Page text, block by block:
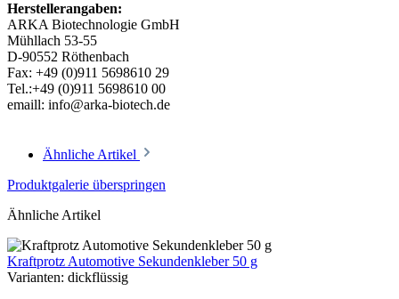
Herstellerangaben:
ARKA Biotechnologie GmbH
Mühllach 53-55
D-90552 Röthenbach
Fax: +49 (0)911 5698610 29
Tel.:+49 (0)911 5698610 00
emaill: info@arka-biotech.de
Ähnliche Artikel
Produktgalerie überspringen
Ähnliche Artikel
Kraftprotz Automotive Sekundenkleber 50 g
Varianten: dickflüssig